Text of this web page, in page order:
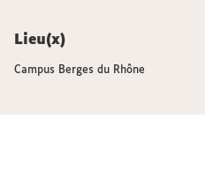
Lieu(x)
Campus Berges du Rhône